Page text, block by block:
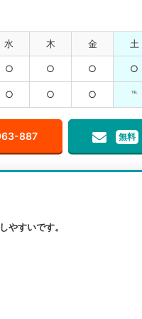
水 木 金 土
○ ○ ○ ○
○ ○ ○ ℡
887 無料
やすいです。